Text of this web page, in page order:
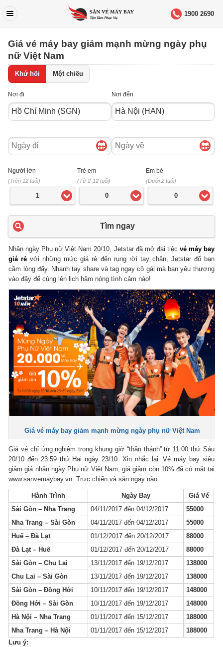
1900 2690
Giá vé máy bay giảm mạnh mừng ngày phụ
nữ Việt Nam
Khứ hồi Một chiều
Nơi đi Nơi đến
Ngày
đi
Ngày
về
Người lớn
(Trên 12 tuổi)
1
Trẻ em
(Từ 2-12 tuổi)
0
Em bé
(Dưới 2 tuổi)
0
Tìm ngay
Nhân ngày Phụ nữ Việt Nam 20/10, Jetstar đã mở đại tiệc vé máy bay
giá rẻ với những mức giá rẻ đến rụng rời tay chân, Jetstar đố bạn
cầm lòng đấy. Nhanh tay share và tag ngay cô gái mà bạn yêu thương
vào đây để cùng lên lịch hâm nóng tình cảm nào!
Giá vé máy bay giảm mạnh mừng ngày phụ nữ Việt Nam
Giá vé chỉ ứng nghiệm trong khung giờ “thần thánh” từ 11:00 thứ Sáu
20/10 đến 23:59 thứ Hai ngày 23/10. Xin nhắc lại: Vé máy bay siêu
giảm giá nhân ngày Phụ nữ Việt Nam, giá giảm còn 10% đã có mặt tại
www.sanvemaybay.vn. Trực chiến và săn ngay nào.
Hành Trình Ngày Bay
Giá Vé
Sài Gòn – Nha Trang
04/11/2017 đến 04/12/2017
55000
Nha Trang – Sài Gòn
04/11/2017 đến 04/12/2017
55000
Huế – Đà Lạt
01/12/2017 đến 20/12/2017
88000
Đà Lạt – Huế
01/12/2017 đến 20/12/2017
88000
Sài Gòn – Chu Lai
13/11/2017 đến 19/12/2017
138000
Chu Lai – Sài Gòn
13/11/2017 đến 19/12/2017
138000
Sài Gòn – Đồng Hới
10/11/2017 đến 19/12/2017
148000
Đồng Hới – Sài Gòn
10/11/2017 đến 19/12/2017
148000
Hà Nội – Nha Trang
01/11/2017 đến 15/12/2017
188000
Nha Trang – Hà Nội
01/11/2017 đến 15/12/2017
188000
Lưu ý: